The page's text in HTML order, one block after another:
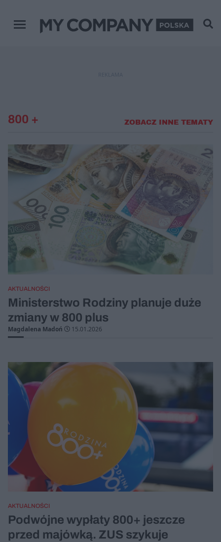
Menu główne
800 + ZOBACZ INNE TEMATY
AKTUALNOŚCI
Ministerstwo Rodziny planuje duże
zmiany w 800 plus
Magdalena Madoń 15.01.2026
AKTUALNOŚCI
Podwójne wypłaty 800+ jeszcze
przed majówką. ZUS szykuje